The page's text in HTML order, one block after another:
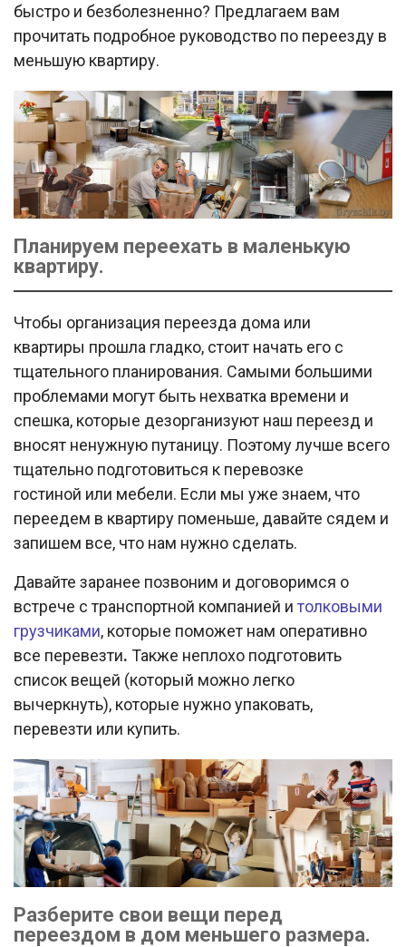
быстро и безболезненно? Предлагаем вам
прочитать подробное руководство по переезду в
меньшую квартиру.
Планируем переехать в маленькую
квартиру.
Чтобы организация переезда дома или
квартиры прошла гладко, стоит начать его с
тщательного планирования. Самыми большими
проблемами могут быть нехватка времени и
спешка, которые дезорганизуют наш переезд и
вносят ненужную путаницу. Поэтому лучше всего
тщательно подготовиться к перевозке
гостиной или мебели. Если мы уже знаем, что
переедем в квартиру поменьше, давайте сядем и
запишем все, что нам нужно сделать.
Давайте заранее позвоним и договоримся о
встрече с транспортной компанией итолковыми
грузчиками, которые поможет нам оперативно
все перевезти. Также неплохо подготовить
список вещей (который можно легко
вычеркнуть), которые нужно упаковать,
перевезти или купить.
Разберите свои вещи перед
переездом в дом меньшего размера.